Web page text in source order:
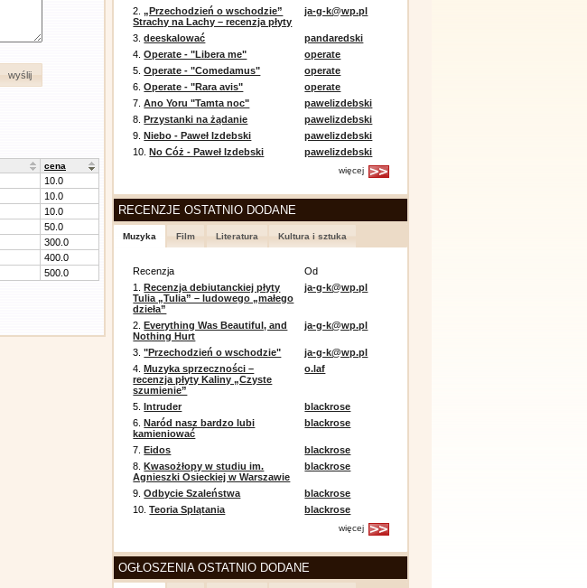
wyślij
cena
10.0
10.0
10.0
50.0
300.0
400.0
500.0
2.„Przechodzień o wschodzie”
Strachy na Lachy – recenzja płyty
ja-g-k@wp.pl
3.deeskalować
pandaredski
4.Operate - "Libera me"
operate
5.Operate - "Comedamus"
operate
6.Operate - "Rara avis"
operate
7.Ano Yoru "Tamta noc"
pawelizdebski
8.Przystanki na żądanie
pawelizdebski
9.Niebo - Paweł Izdebski
pawelizdebski
10.No Cóż - Paweł Izdebski pawelizdebski
więcej
RECENZJE OSTATNIO DODANE
Muzyka Film Literatura Kultura i sztuka
Recenzja
Od
1.Recenzja debiutanckiej płyty
Tulia „Tulia” – ludowego „małego
dzieła”
ja-g-k@wp.pl
2.Everything Was Beautiful, and
Nothing Hurt
ja-g-k@wp.pl
3."Przechodzień o wschodzie"
ja-g-k@wp.pl
4.Muzyka sprzeczności –
recenzja płyty Kaliny „Czyste
szumienie”
o.laf
5.Intruder
blackrose
6.Naród nasz bardzo lubi
kamieniować
blackrose
7.Eidos
blackrose
8.Kwasożłopy w studiu im.
Agnieszki Osieckiej w Warszawie
blackrose
9.Odbycie Szaleństwa
blackrose
10.Teoria Splątania blackrose
więcej
OGŁOSZENIA OSTATNIO DODANE